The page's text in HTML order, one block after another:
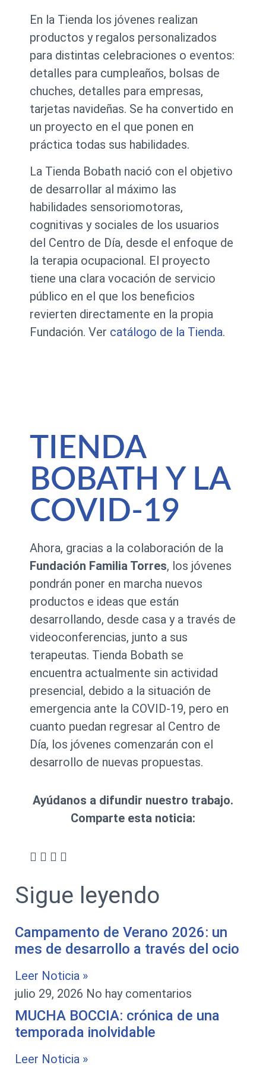
En la Tienda los jóvenes realizan
productos y regalos personalizados
para distintas celebraciones o eventos:
detalles para cumpleaños, bolsas de
chuches, detalles para empresas,
tarjetas navideñas. Se ha convertido en
un proyecto en el que ponen en
práctica todas sus habilidades.
La Tienda Bobath nació con el objetivo
de desarrollar al máximo las
habilidades sensoriomotoras,
cognitivas y sociales de los usuarios
del Centro de Día, desde el enfoque de
la terapia ocupacional. El proyecto
tiene una clara vocación de servicio
público en el que los beneficios
revierten directamente en la propia
Fundación. Ver catálogo de la Tienda.
TIENDA
BOBATH Y LA
COVID-19
Ahora, gracias a la colaboración de la
Fundación Familia Torres, los jóvenes
pondrán poner en marcha nuevos
productos e ideas que están
desarrollando, desde casa y a través de
videoconferencias, junto a sus
terapeutas. Tienda Bobath se
encuentra actualmente sin actividad
presencial, debido a la situación de
emergencia ante la COVID-19, pero en
cuanto puedan regresar al Centro de
Día, los jóvenes comenzarán con el
desarrollo de nuevas propuestas.
Ayúdanos a difundir nuestro trabajo.
Comparte esta noticia:
Sigue leyendo
Campamento de Verano 2026: un
mes de desarrollo a través del ocio
Leer Noticia »
julio 29, 2026 No hay comentarios
MUCHA BOCCIA: crónica de una
temporada inolvidable
Leer Noticia »